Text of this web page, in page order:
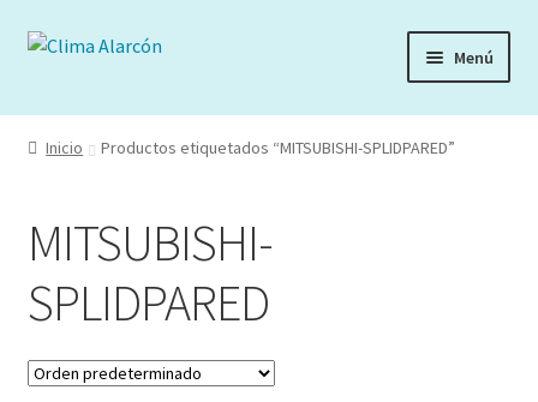
Ir
Ir
Menú
Inicio Productos etiquetados “MITSUBISHI-SPLIDPARED”
MITSUBISHI-
SPLIDPARED